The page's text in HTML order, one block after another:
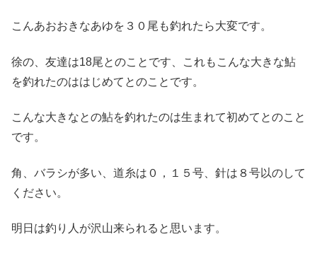
こんあおおきなあゆを３０尾も釣れたら大変です。
徐の、友達は18尾とのことです、これもこんな大きな鮎
を釣れたのははじめてとのことです。
こんな大きなとの鮎を釣れたのは生まれて初めてとのこと
です。
角、バラシが多い、道糸は０，１５号、針は８号以のして
ください。
明日は釣り人が沢山来られると思います。